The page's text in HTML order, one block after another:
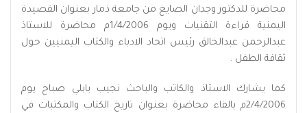
محاضرة للدكتور وجدان الصايغ من جامعة ذمار بعنوان القصيدة
اليمنية قراءة التقنيات ويوم 1/4/2006م محاضرة للاستاذ
عبدالرحمن عبدالخالق رئيس اتحاد الادباء والكتاب اليمنيين حول
ثقافة الطفل .
كما يشارك الاستاذ والكاتب والباحث نجيب يابلي صباح يوم
2/4/2006م بالقاء محاضرة بعنوان تاريخ الكتاب والمكتبات في